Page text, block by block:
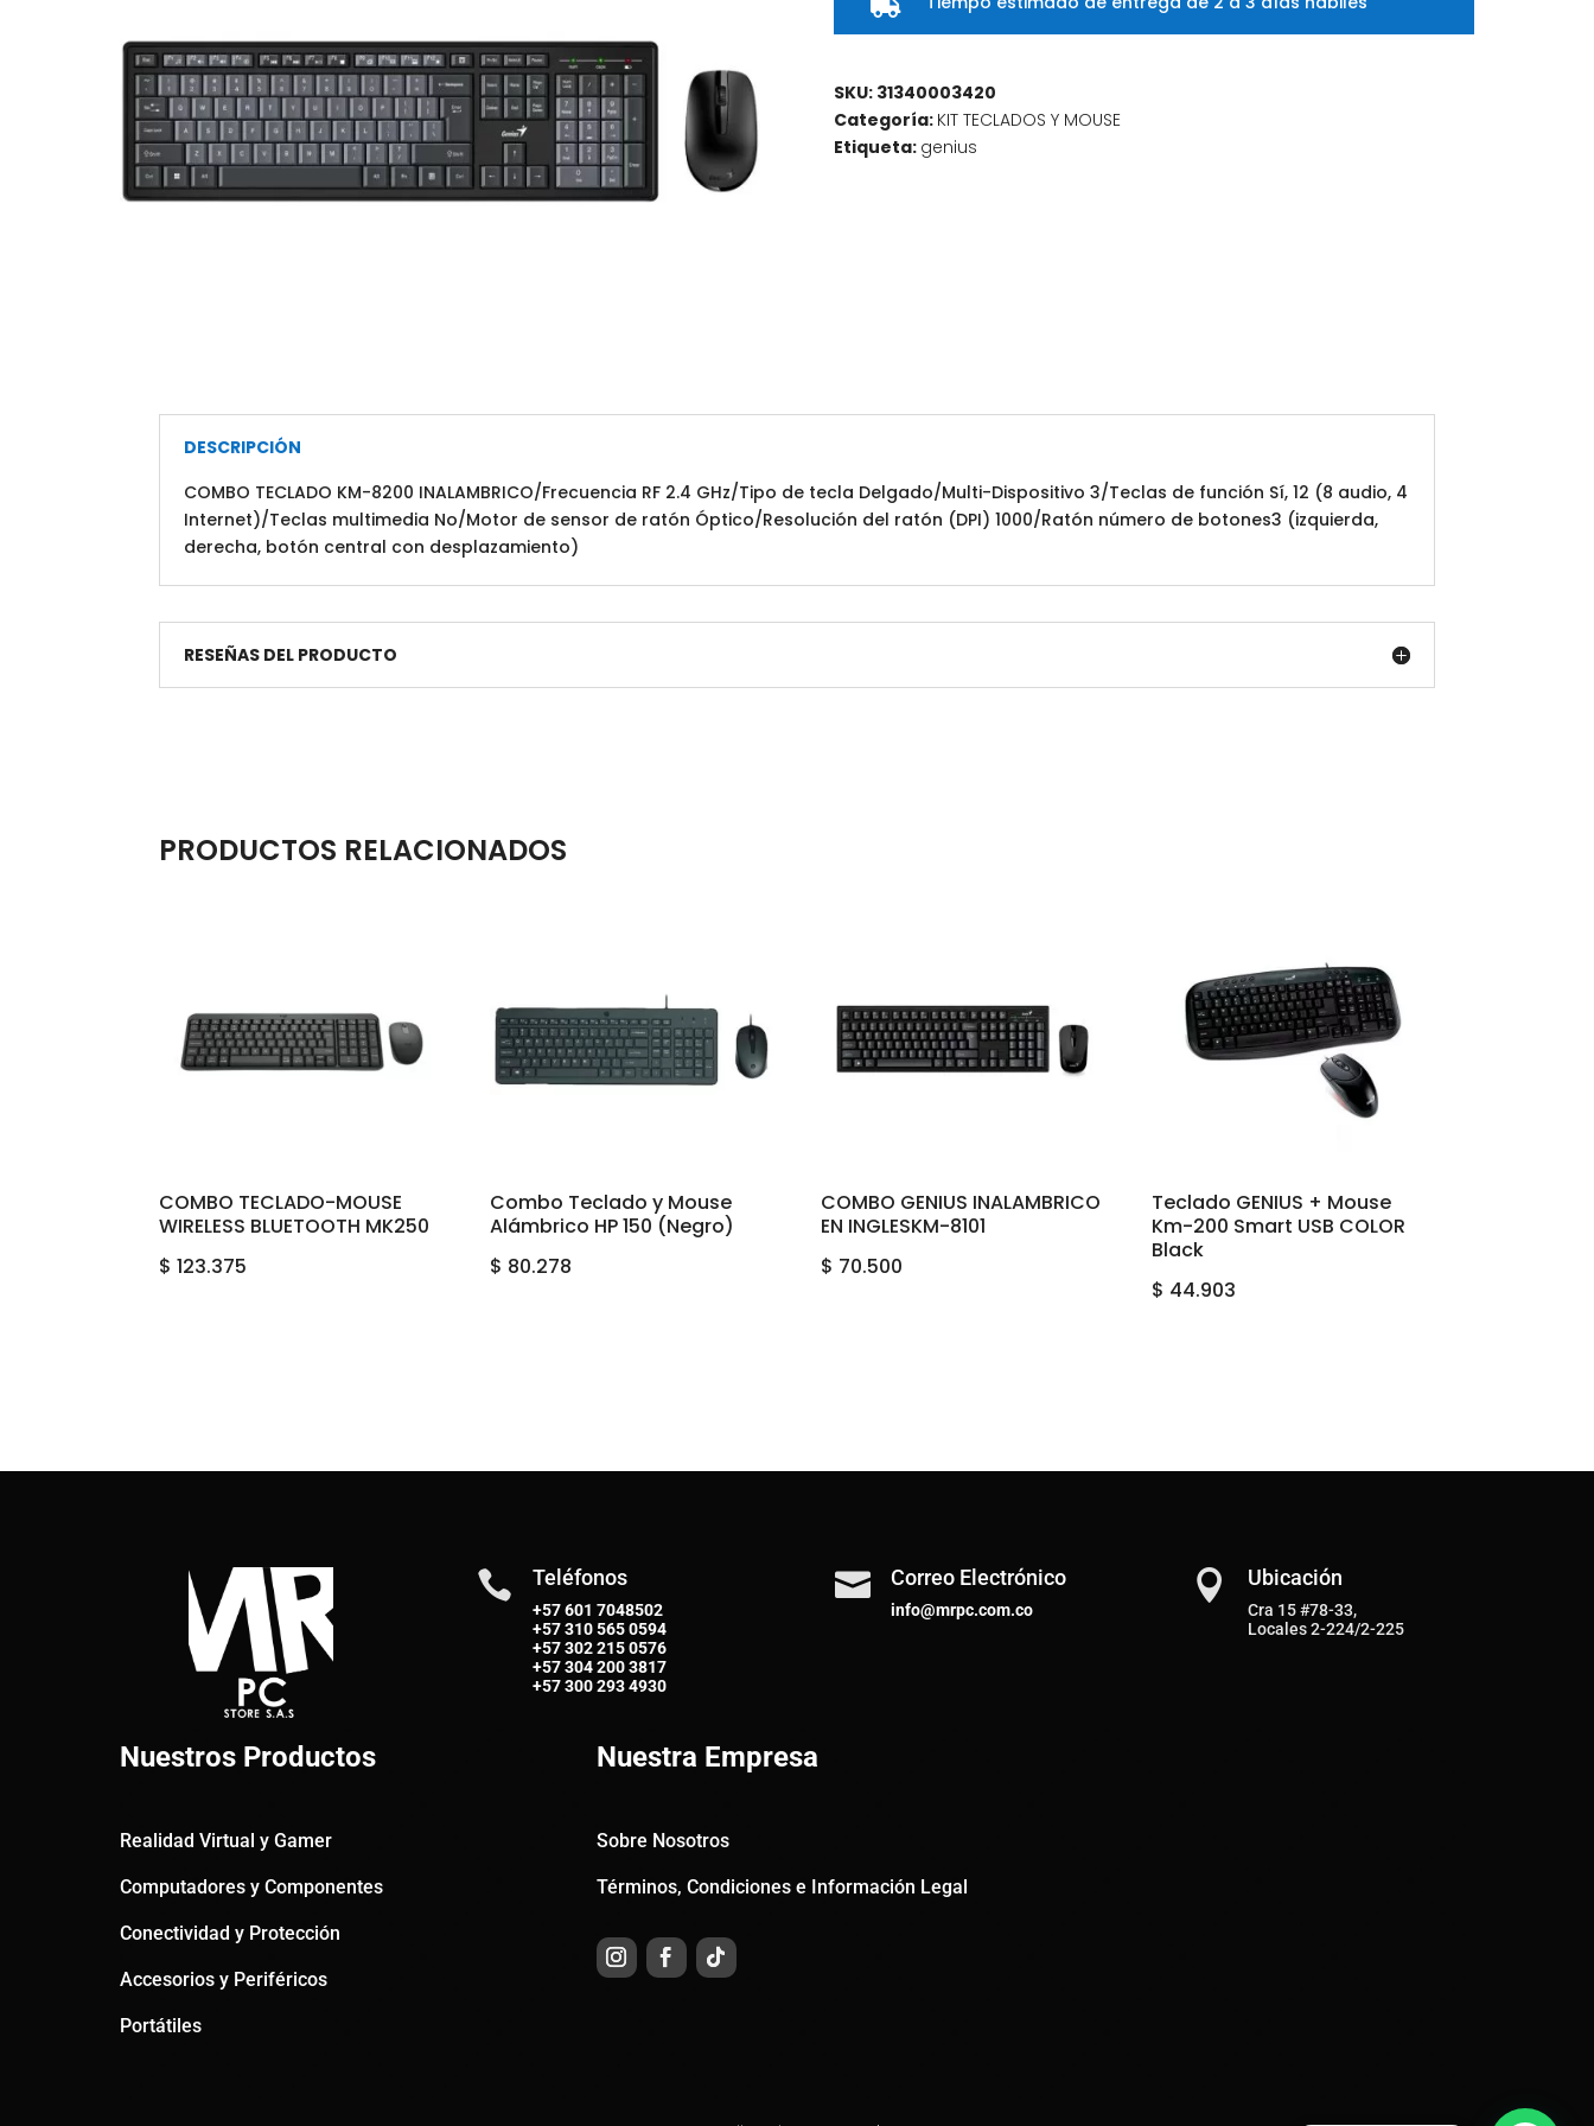

SKU: 31340003420
Categoría: KIT TECLADOS Y MOUSE
Etiqueta: genius
DESCRIPCIÓN
COMBO TECLADO KM-8200 INALAMBRICO/Frecuencia RF 2.4 GHz/Tipo de tecla Delgado/Multi-Dispositivo 3/Teclas de función Sí, 12 (8 audio, 4
Internet)/Teclas multimedia No/Motor de sensor de ratón Óptico/Resolución del ratón (DPI) 1000/Ratón número de botones3 (izquierda,
derecha, botón central con desplazamiento)
RESEÑAS DEL PRODUCTO
PRODUCTOS RELACIONADOS
COMBO TECLADO-MOUSE
WIRELESS BLUETOOTH MK250
$ 123.375
Combo Teclado y Mouse
Alámbrico HP 150 (Negro)
$ 80.278
COMBO GENIUS INALAMBRICO
EN INGLESKM-8101
$ 70.500
Teclado GENIUS + Mouse
Km-200 Smart USB COLOR
Black
$ 44.903
 Teléfonos
+57 601 7048502
+57310 565 0594
+57302 215 0576
+57304 200 3817
+57300 293 4930
 Correo Electrónico
info@mrpc.com.co
 Ubicación
Cra 15 #78-33,
Locales 2-224/2-225
Nuestros Productos
Realidad Virtual y Gamer
Computadores y Componentes
Conectividad y Protección
Accesorios y Periféricos
Portátiles
Nuestra Empresa
Sobre Nosotros
Términos, Condiciones e Información Legal